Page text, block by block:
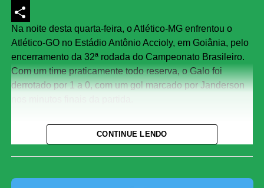
LinkedIn
Share
Na noite desta quarta-feira, o Atlético-MG enfrentou o
Atlético-GO no Estádio Antônio Accioly, em Goiânia, pelo
encerramento da 32ª rodada do Campeonato Brasileiro.
Com um time praticamente todo reserva, o Galo foi
derrotado por 1 a 0, com um gol marcado por Janderson
O resultado ampliou o jejum de vitórias do Atlético-MG,
que agora acumula três jogos sem vencer no Brasileirão,
enquanto o Atlético-GO, apesar da vitória, continua na
CONTINUE LENDO